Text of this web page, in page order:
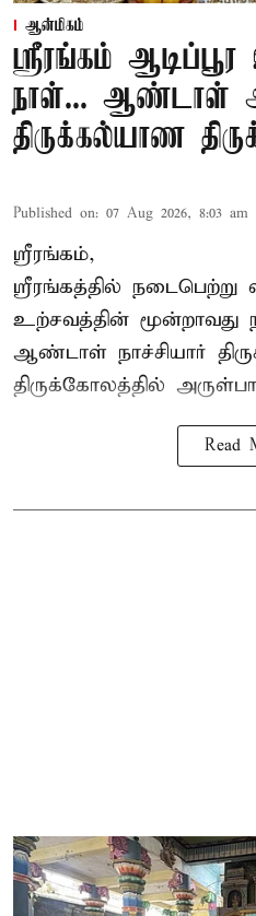
ஆன்மிகம்
ஸ்ரீரங்கம்
நாள்... ஆண்டாள்
திருக்கல்யாண
Published on: 07 Aug 2026, 8:03 am
ஸ்ரீரங்கம்,
ஸ்ரீரங்கத்தில் நடைபெற்று
உற்சவத்தின் மூன்றாவது
ஆண்டாள் நாச்சியார்
திருக்கோலத்தில்
Read